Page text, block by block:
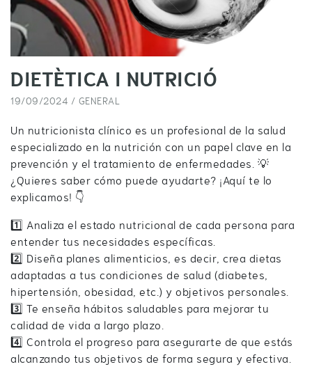
DIETÈTICA I NUTRICIÓ
19/09/2024 / GENERAL
Un nutricionista clínico es un profesional de la salud
especializado en la nutrición con un papel clave en la
prevención y el tratamiento de enfermedades. 💡
¿Quieres saber cómo puede ayudarte? ¡Aquí te lo
explicamos! 👇
1️⃣ Analiza el estado nutricional de cada persona para
entender tus necesidades específicas.
2️⃣ Diseña planes alimenticios, es decir, crea dietas
adaptadas a tus condiciones de salud (diabetes,
hipertensión, obesidad, etc.) y objetivos personales.
3️⃣ Te enseña hábitos saludables para mejorar tu
calidad de vida a largo plazo.
4️⃣ Controla el progreso para asegurarte de que estás
alcanzando tus objetivos de forma segura y efectiva.